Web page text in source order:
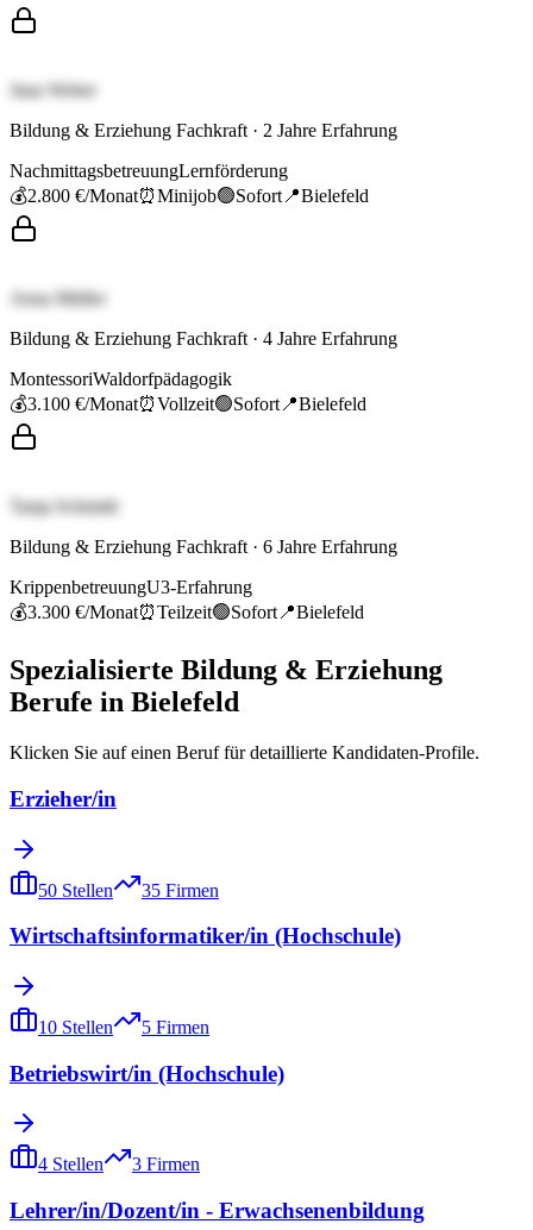
Jana Weber
Bildung & Erziehung Fachkraft · 2 Jahre Erfahrung
NachmittagsbetreuungLernförderung
💰2.800 €/Monat⏰Minijob🟢Sofort 📍Bielefeld
Anna Müller
Bildung & Erziehung Fachkraft · 4 Jahre Erfahrung
MontessoriWaldorfpädagogik
💰3.100 €/Monat⏰Vollzeit🟢Sofort 📍Bielefeld
Tanja Schmidt
Bildung & Erziehung Fachkraft · 6 Jahre Erfahrung
KrippenbetreuungU3-Erfahrung
💰3.300 €/Monat⏰Teilzeit🟢Sofort 📍Bielefeld
Spezialisierte Bildung & Erziehung
Berufe in Bielefeld
Klicken Sie auf einen Beruf für detaillierte Kandidaten-Profile.
Erzieher/in
50 Stellen 35 Firmen
Wirtschaftsinformatiker/in (Hochschule)
10 Stellen 5 Firmen
Betriebswirt/in (Hochschule)
4 Stellen 3 Firmen
Lehrer/in/Dozent/in - Erwachsenenbildung